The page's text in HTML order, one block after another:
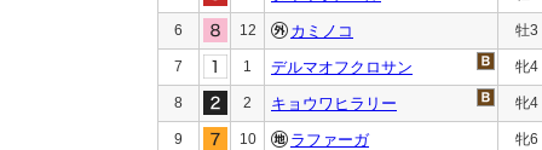
6 12 カミノコ 牡3
7 1 デルマオフクロサン 牝4
8 2 キョウワヒラリー 牝4
9 10 ラファーガ 牝6